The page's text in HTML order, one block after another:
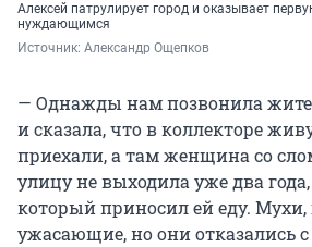
Алексей патрулирует город и оказывает
нуждающимся
Источник: Александр Ощепков
— Однажды нам позвонила
и сказала, что в коллекторе
приехали, а там женщина со
улицу не выходила уже два
который приносил ей еду. Мухи,
ужасающие, но они отказались